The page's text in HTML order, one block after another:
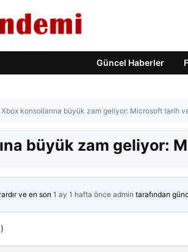
Güncel Haberler
Xbox konsollarına büyük zam geliyor: Microsoft tarih
büyük zam geliyor:
ve en son 1 ay 1 hafta önce admin tarafından